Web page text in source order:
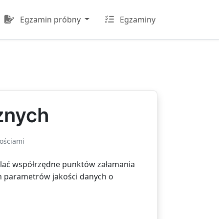
Egzamin próbny Egzaminy
współrzędne punktów załamania
parametrów jakości danych o